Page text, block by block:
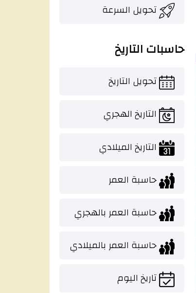
تحويل السرعة
حاسبات التاريخ
تحويل التاريخ
التاريخ الهجري
التاريخ الميلادي
حاسبة العمر
حاسبة العمر بالهجري
حاسبة العمر بالميلادي
تاريخ اليوم